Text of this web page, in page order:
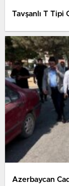
Tavşanlı T Tipi
Azerbaycan